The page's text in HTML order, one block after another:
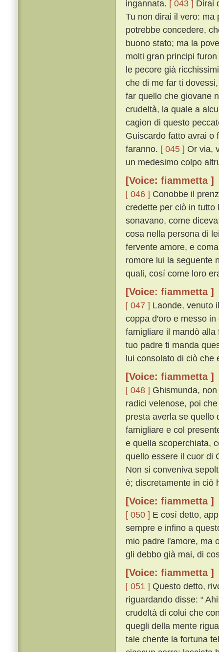
ingannata. [ 043 ] Dirai
Tu non dirai il vero: ma
potrebbe concedere,
buono stato; ma la
molti gran principi
le pecore già
che di me far ti
far quello che giovane
crudeltà, la quale a
cagion di questo
Guiscardo fatto avrai o
faranno. [ 045 ] Or via,
un medesimo colpo
[Voice: fiammetta ]
[ 046 ] Conobbe il
credette per ciò in
sonavano, come
cosa nella persona di
fervente amore, e
romore lui la seguente
quali, cosí come loro
[Voice: fiammetta ]
[ 047 ] Laonde, venuto
coppa d'oro e messo
famigliare il mandò alla
tuo padre ti manda
lui consolato di ciò che
[Voice: fiammetta ]
[ 048 ] Ghismunda,
radici velenose, poi
presta averla se
famigliare e col
e quella scoperchiata,
quello essere il cuor di
Non si conveniva
è; discretamente in ciò
[Voice: fiammetta ]
[ 050 ] E cosí detto,
sempre e infino a
mio padre l'amore, ma
gli debbo già mai, di
[Voice: fiammetta ]
[ 051 ] Questo detto,
riguardando disse: “
crudeltà di colui che
quegli della mente
tale chente la fortuna